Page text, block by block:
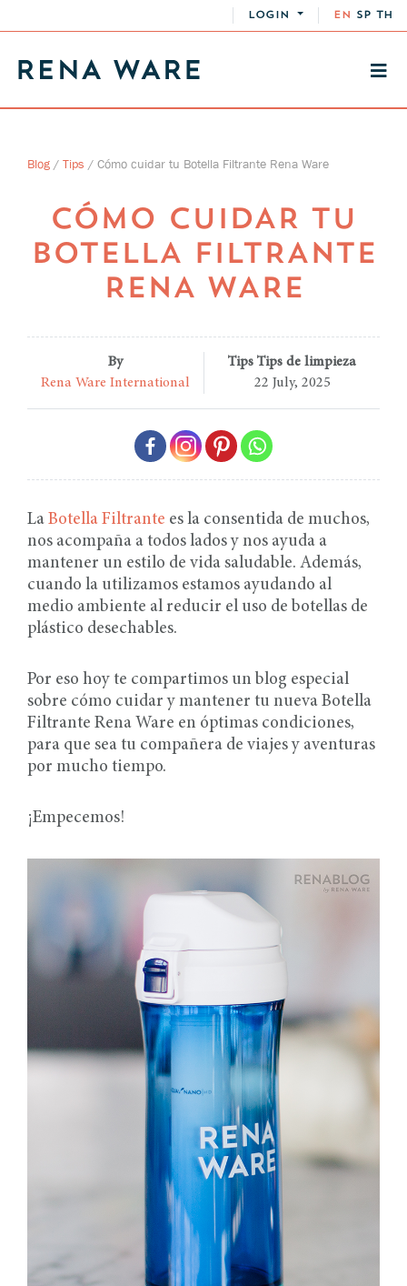
LOGIN EN SP TH
Blog / Tips / Cómo cuidar tu Botella Filtrante Rena Ware
CÓMO CUIDAR TU
BOTELLA FILTRANTE
RENA WARE
By
Rena Ware International
Tips Tips de limpieza
22 July, 2025
La Botella Filtrante es la consentida de muchos,
nos acompaña a todos lados y nos ayuda a
mantener un estilo de vida saludable. Además,
cuando la utilizamos estamos ayudando al
medio ambiente al reducir el uso de botellas de
plástico desechables.
Por eso hoy te compartimos un blog especial
sobre cómo cuidar y mantener tu nueva Botella
Filtrante Rena Ware en óptimas condiciones,
para que sea tu compañera de viajes y aventuras
por mucho tiempo.
¡Empecemos!